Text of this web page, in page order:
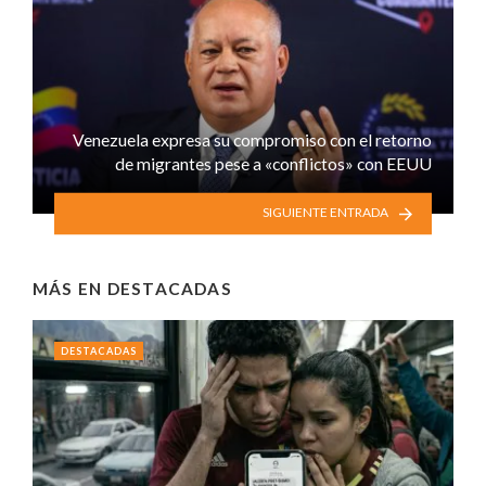
Venezuela expresa su compromiso con el retorno
de migrantes pese a «conflictos» con EEUU
SIGUIENTE ENTRADA
MÁS EN DESTACADAS
DESTACADAS